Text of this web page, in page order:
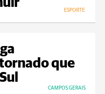
ESPORTE
que
CAMPOS GERAIS